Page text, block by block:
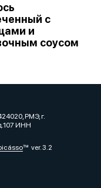
с
и
соусом
РМЭ, г.
ИНН
ver. 3.2